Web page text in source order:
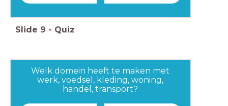
Slide 9 - Quiz
Welk domein heeft te maken met
werk, voedsel, kleding, woning,
handel, transport?